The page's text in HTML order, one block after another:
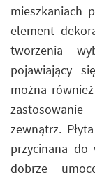
mieszkaniach
element
tworzenia
pojawiający
można
zewnątrz.
przycinana do
dobrze